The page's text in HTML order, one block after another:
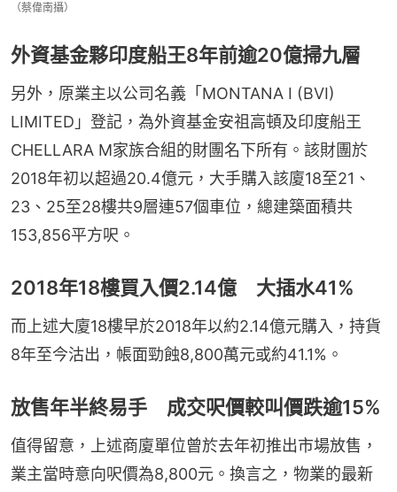
（蔡偉南攝）
外資基金夥印度船王8年前逾20億掃九層
另外，原業主以公司名義「MONTANA I (BVI)
LIMITED」登記，為外資基金安祖高頓及印度船王
CHELLARA M家族合組的財團名下所有。該財團於
2018年初以超過20.4億元，大手購入該廈18至21、
23、25至28樓共9層連57個車位，總建築面積共
153,856平方呎。
2018年18樓買入價2.14億 大插水41%
而上述大廈18樓早於2018年以約2.14億元購入，持貨
8年至今沽出，帳面勁蝕8,800萬元或約41.1%。
放售年半終易手 成交呎價較叫價跌逾15%
值得留意，上述商廈單位曾於去年初推出市場放售，
業主當時意向呎價為8,800元。換言之，物業的最新